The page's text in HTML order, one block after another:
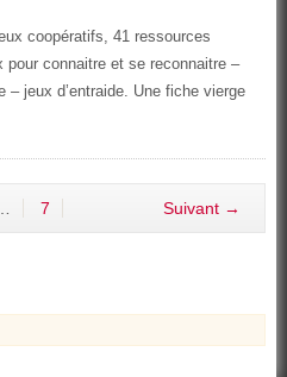
coopératifs, 41 ressources
connaitre et se reconnaitre –
– jeux d’entraide. Une fiche vierge
7 Suivant →